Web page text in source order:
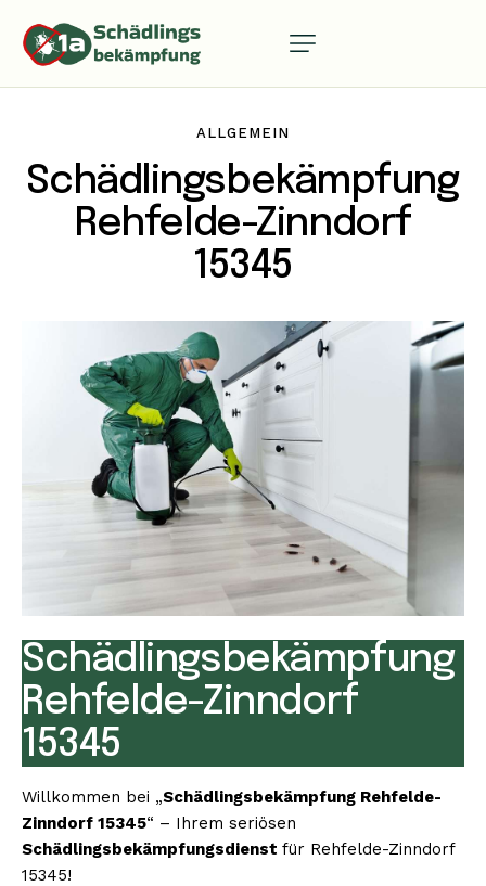
ALLGEMEIN
Schädlingsbekämpfung
Rehfelde-Zinndorf
15345
Schädlingsbekämpfung
Rehfelde-Zinndorf
15345
Willkommen bei „Schädlingsbekämpfung Rehfelde-
Zinndorf 15345“ – Ihrem seriösen
Schädlingsbekämpfungsdienst für Rehfelde-Zinndorf
15345!